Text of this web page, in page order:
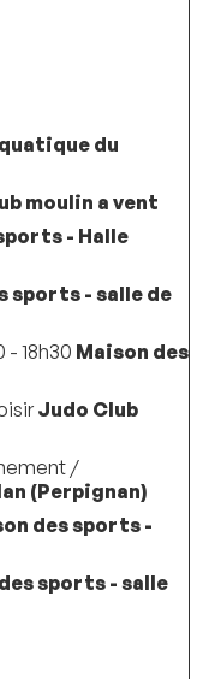
du
moulin a vent
- Halle
sports - salle de
- 18h30 Maison des
Judo Club
/
(Perpignan)
des sports -
sports - salle